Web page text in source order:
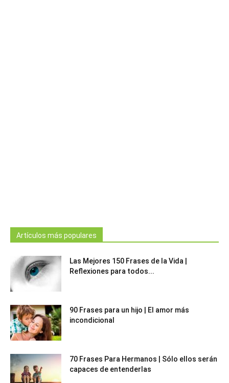
Artículos más populares
Las Mejores 150 Frases de la Vida |
Reflexiones para todos...
90 Frases para un hijo | El amor más
incondicional
70 Frases Para Hermanos | Sólo ellos serán
capaces de entenderlas